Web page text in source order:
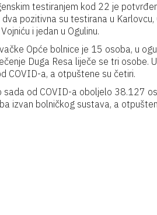
testiranjem kod 22 je
pozitivna su testirana u Karlovcu,
i jedan u Ogulinu.
Opće bolnice je 15 osoba, u
Duga Resa liječe se tri osobe.
COVID-a, a otpuštene su četiri.
sada od COVID-a oboljelo 38.127
izvan bolničkog sustava, a